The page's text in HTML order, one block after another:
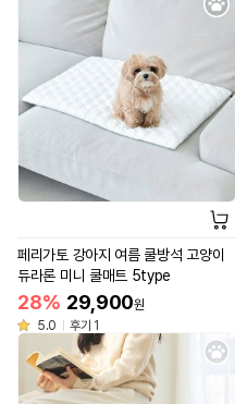
페리가토 강아지 여름 쿨방석 고양이
듀라론 미니 쿨매트 5type
28% 29,900원
5.0
후기 1